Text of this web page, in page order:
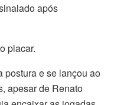
após
placar.
postura e se lançou ao
apesar de Renato